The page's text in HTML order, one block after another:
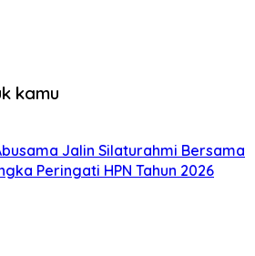
kamu
Jalin Silaturahmi Bersama
Peringati HPN Tahun 2026